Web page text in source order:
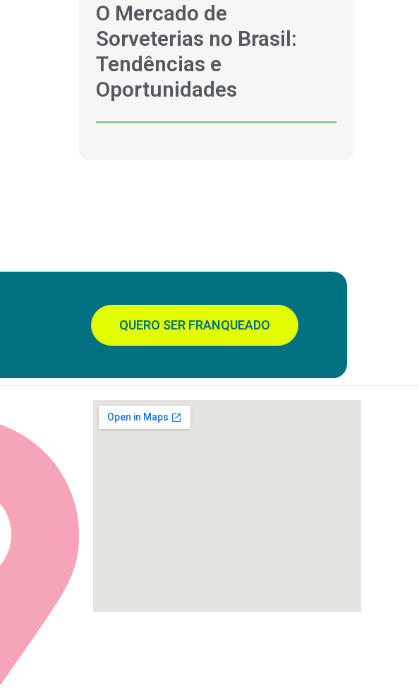
O Mercado de
Sorveterias no Brasil:
Tendências e
Oportunidades
QUERO SER FRANQUEADO